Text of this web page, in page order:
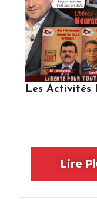
Les Activités
Lire